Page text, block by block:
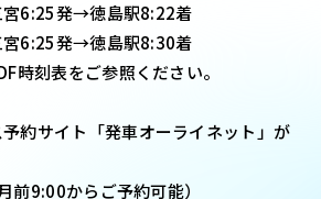
6:25発→徳島駅8:22着
6:25発→徳島駅8:30着
刻表をご参照ください。
約サイト「発車オーライネット」が
9:00からご予約可能）